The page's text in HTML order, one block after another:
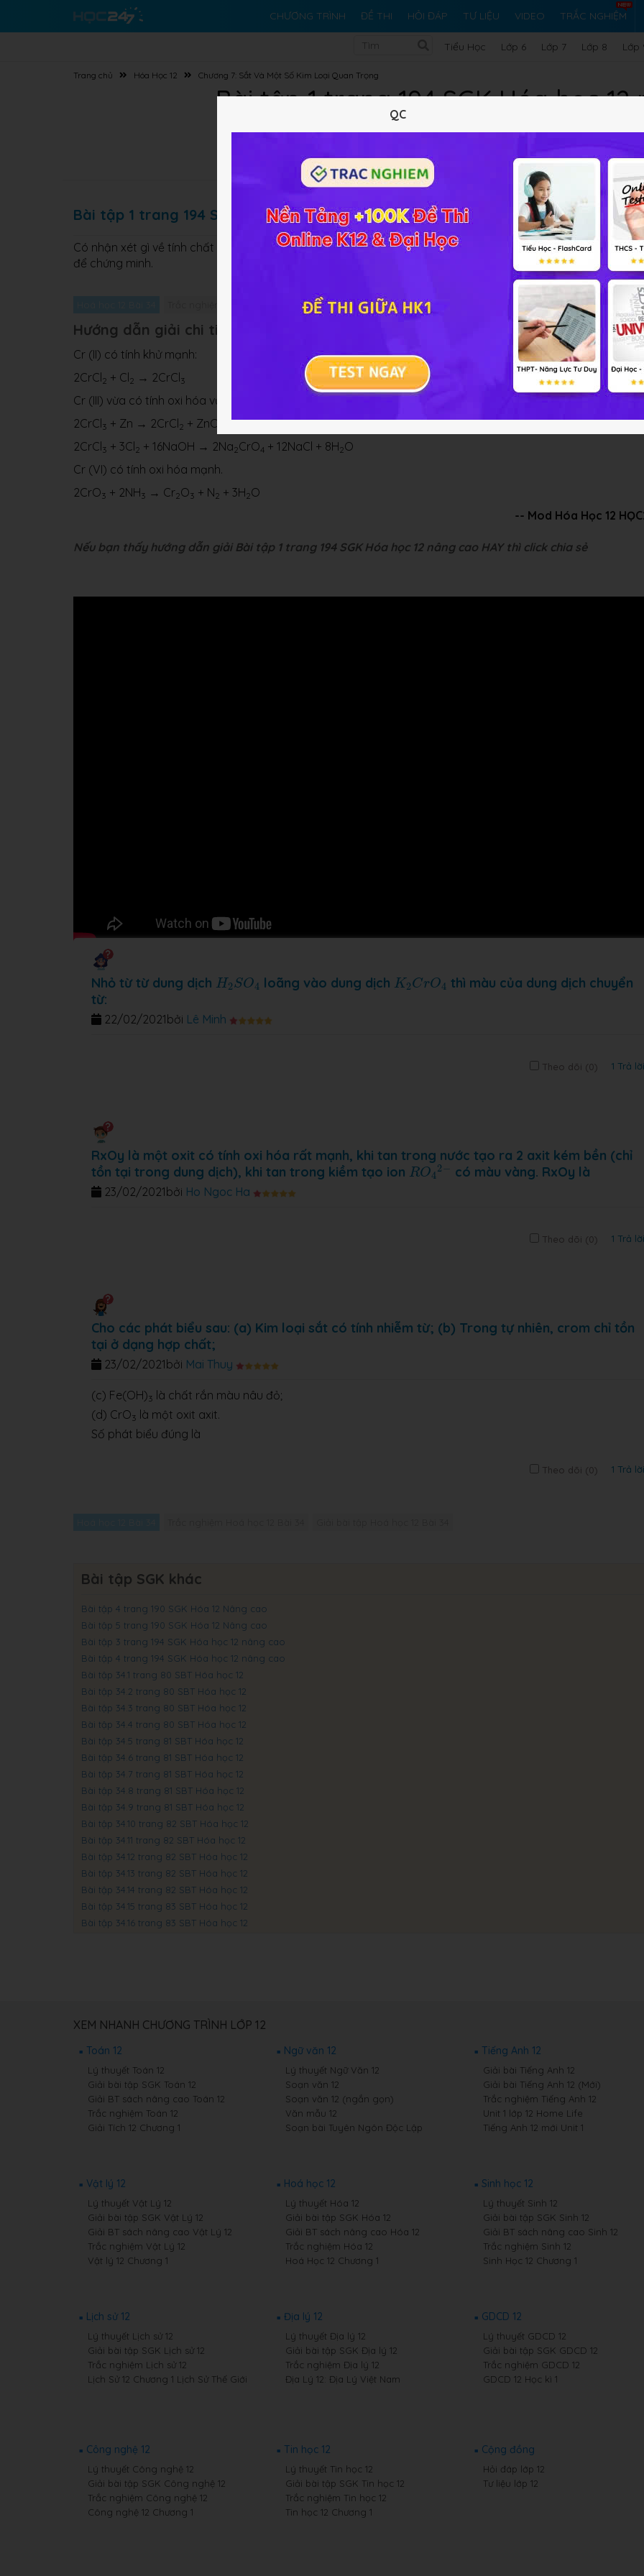
CHƯƠNG TRÌNH ĐỀ THI HỎI ĐÁP TƯ LIỆU VIDEO TRẮC NGHIỆM
Tiểu Học Lớp 6 Lớp 7 Lớp 8 Lớp
Trang chủ Hóa Học 12 Chương 7: Sắt Và Một Số Kim Loại Quan Trọng
Bài tập 1 trang 194 SGK Hóa học
10 trắc nghiệm
Lý thuyết 10Trắc nghiệm 29BT SGK 60FAQ
Bài tập 1 trang 194 SGK Hóa học 12 nâng cao
Có nhận xét gì về tính chất hóa học của các hợp chất Cr(II), Cr(III) và Cr(VI)? Dẫn ra những phản ứng hóa
để chứng minh.
Trắc nghiệm Hoá học 12 Bài 34 Giải bài tập Hoá học 12 Bài 34
Hướng dẫn giải chi tiết bài 1
Cr (II) có tính khử mạnh:
2CrCl 2 + Cl 2 → 2CrCl 3
Cr (III) vừa có tính oxi hóa vừa có tính khử.
2CrCl 3 + Zn → 2CrCl 2 + ZnCl
2CrCl 3 + 3Cl 2 + 16NaOH → 2Na2CrO4 + 12NaCl + 8H2O
Cr (VI) có tính oxi hóa mạnh.
2CrO3 + 2NH3 → Cr2O3 + N2 + 3H2O
-- Mod Hóa Học 12
Nếu bạn thấy hướng dẫn giải Bài tập 1 trang 194 SGK Hóa học 12 nâng cao HAY thì click chia sẻ
Nhỏ từ từ dung dịch H2SO4
H2 SO loãng vào dung dịch K2CrO4
K2 CrO4
thì màu của dung dịch chuyển
từ:
bởi Lê Minh
22/02/2021
Theo dõi (0) 1 Trả lời
RxOy là một oxit có tính oxi hóa rất mạnh, khi tan trong nước tạo ra 2 axit kém bền (chỉ
tồn tại trong dung dịch), khi tan trong kiềm tạo ion RO4
RO42
2−
− có màu vàng. RxOy là
bởi Ho Ngoc Ha
23/02/2021
Theo dõi (0) 1 Trả lời
Cho các phát biểu sau: (a) Kim loại sắt có tính nhiễm từ; (b) Trong tự nhiên, crom chỉ tồn
tại ở dạng hợp chất;
bởi Mai Thuy
23/02/2021
(c) Fe(OH)3 là chất rắn màu nâu đỏ;
(d) CrO3 là một oxit axit.
Số phát biểu đúng là
Theo dõi (0) 1 Trả lời
Bài tập SGK khác
Bài tập 4 trang 190 SGK Hóa 12 Nâng cao
Bài tập 5 trang 190 SGK Hóa 12 Nâng cao
Bài tập 3 trang 194 SGK Hóa học 12 nâng cao
Bài tập 4 trang 194 SGK Hóa học 12 nâng cao
Bài tập 34.1 trang 80 SBT Hóa học 12
Bài tập 34.2 trang 80 SBT Hóa học 12
Bài tập 34.3 trang 80 SBT Hóa học 12
Bài tập 34.4 trang 80 SBT Hóa học 12
Bài tập 34.5 trang 81 SBT Hóa học 12
Bài tập 34.6 trang 81 SBT Hóa học 12
Bài tập 34.7 trang 81 SBT Hóa học 12
Bài tập 34.8 trang 81 SBT Hóa học 12
Bài tập 34.9 trang 81 SBT Hóa học 12
Bài tập 34.10 trang 82 SBT Hóa học 12
Bài tập 34.11 trang 82 SBT Hóa học 12
Bài tập 34.12 trang 82 SBT Hóa học 12
Bài tập 34.13 trang 82 SBT Hóa học 12
Bài tập 34.14 trang 82 SBT Hóa học 12
Bài tập 34.15 trang 83 SBT Hóa học 12
Bài tập 34.16 trang 83 SBT Hóa học 12
XEM NHANH CHƯƠNG TRÌNH LỚP 12
Toán 12
Lý thuyết Toán 12
Giải bài tập SGK Toán 12
Giải BT sách nâng cao Toán 12
Trắc nghiệm Toán 12
Giải Tích 12 Chương 1
Ngữ văn 12
Lý thuyết Ngữ Văn 12
Soạn văn 12
Soạn văn 12 (ngắn gọn)
Văn mẫu 12
Soạn bài Tuyên Ngôn Độc Lập
Tiếng Anh 12
Giải bài Tiếng Anh 12
Giải bài Tiếng Anh 12 (Mới)
Trắc nghiệm Tiếng Anh 12
Unit 1 lớp 12 Home Life
Tiếng Anh 12 mới Unit 1
Vật lý 12
Lý thuyết Vật Lý 12
Giải bài tập SGK Vật Lý 12
Giải BT sách nâng cao Vật Lý 12
Trắc nghiệm Vật Lý 12
Vật lý 12 Chương 1
Hoá học 12
Lý thuyết Hóa 12
Giải bài tập SGK Hóa 12
Giải BT sách nâng cao Hóa 12
Trắc nghiệm Hóa 12
Hoá Học 12 Chương 1
Sinh học 12
Lý thuyết Sinh 12
Giải bài tập SGK Sinh 12
Giải BT sách nâng cao Sinh 12
Trắc nghiệm Sinh 12
Sinh Học 12 Chương 1
Lịch sử 12
Lý thuyết Lịch sử 12
Giải bài tập SGK Lịch sử 12
Trắc nghiệm Lịch sử 12
Lịch Sử 12 Chương 1 Lịch Sử Thế Giới
Địa lý 12
Lý thuyết Địa lý 12
Giải bài tập SGK Địa lý 12
Trắc nghiệm Địa lý 12
Địa Lý 12: Địa Lý Việt Nam
GDCD 12
Lý thuyết GDCD 12
Giải bài tập SGK GDCD 12
Trắc nghiệm GDCD 12
GDCD 12 Học kì 1
Công nghệ 12
Lý thuyết Công nghệ 12
Giải bài tập SGK Công nghệ 12
Trắc nghiệm Công nghệ 12
Công nghệ 12 Chương 1
Tin học 12
Lý thuyết Tin học 12
Giải bài tập SGK Tin học 12
Trắc nghiệm Tin học 12
Tin học 12 Chương 1
Cộng đồng
Hỏi đáp lớp 12
Tư liệu lớp 12
QC